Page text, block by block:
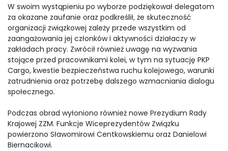
W swoim wystąpieniu po wyborze podziękował delegatom
za okazane zaufanie oraz podkreślił, że skuteczność
organizacji związkowej zależy przede wszystkim od
zaangażowania jej członków i aktywności działaczy w
zakładach pracy. Zwrócił również uwagę na wyzwania
stojące przed pracownikami kolei, w tym na sytuację PKP
Cargo, kwestie bezpieczeństwa ruchu kolejowego, warunki
zatrudnienia oraz potrzebę dalszego wzmacniania dialogu
społecznego.
Podczas obrad wyłoniono również nowe Prezydium Rady
Krajowej ZZM. Funkcje Wiceprezydentów Związku
powierzono Sławomirowi Centkowskiemu oraz Danielowi
Biernacikowi.